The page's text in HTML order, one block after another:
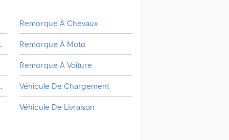
À Fumier
Remorque À Chevaux
Remorque À Moto
Remorque À Voiture
Véhicule De Chargement
Véhicule De Livraison